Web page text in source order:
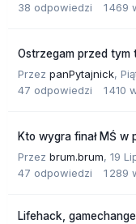
38 odpowiedzi 1 469
Ostrzegam przed tym
Przez panPytajnick,
47 odpowiedzi 1 410
Kto wygra finał MŚ w
Przez brum.brum, 19
47 odpowiedzi 1 289
Lifehack,